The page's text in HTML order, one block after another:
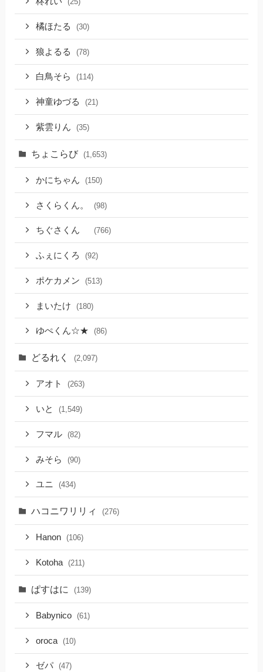
橘ほたる (30)
狼よるる (78)
白鳥そら (114)
神童ゆづる (21)
紫雲りん (35)
ちょこらび (1,653)
かにちゃん (150)
さくらくん。 (98)
ちぐさくん (766)
ふぇにくろ (92)
ポケカメン (513)
まいたけ (180)
ゆぺくん☆★ (86)
どるれく (2,097)
アオト (263)
いと (1,549)
フマル (82)
みそら (90)
ユニ (434)
ハコニワリリィ (276)
Hanon (106)
Kotoha (211)
ぱすはに (139)
Babynico (61)
oroca (10)
ゼパ (47)